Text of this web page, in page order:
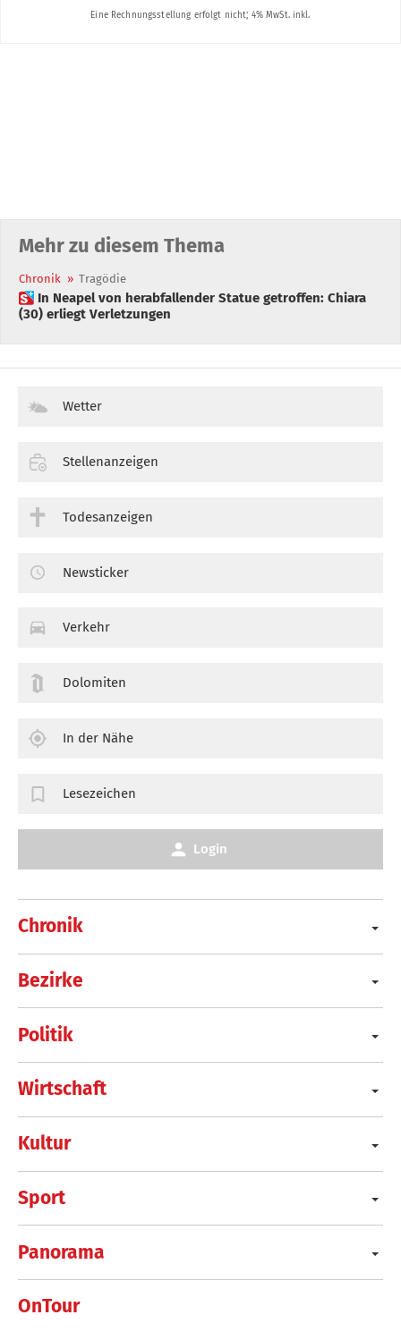
Mehr zu diesem Thema
Chronik » Tragödie
 In Neapel von herabfallender Statue getroffen: Chiara
(30) erliegt Verletzungen
Chronik
Bezirke
Politik
Wirtschaft
Kultur
Sport
Panorama
OnTour
Wetter
Stellenanzeigen
Todesanzeigen
Newsticker
Verkehr
Dolomiten
In der Nähe
Lesezeichen
Login